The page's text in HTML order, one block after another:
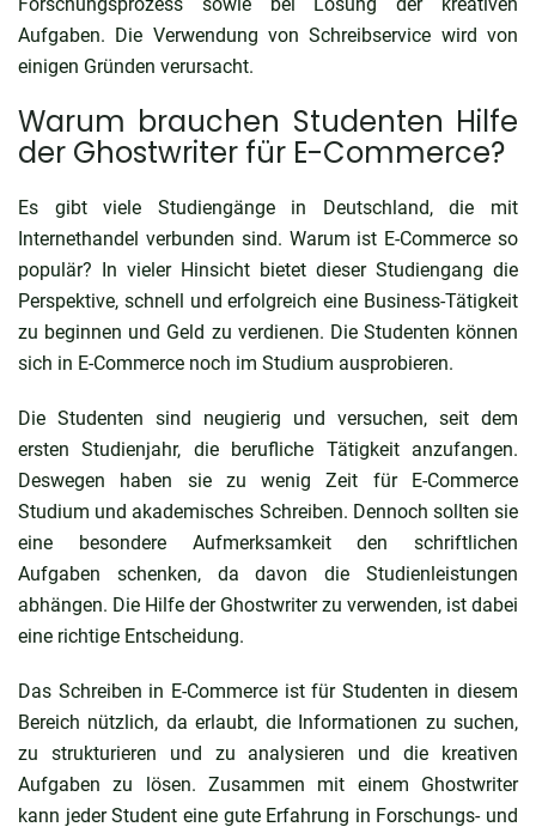
Aufgaben. Die Verwendung von Schreibservice wird von
einigen Gründen verursacht.
Warum brauchen Studenten Hilfe
der Ghostwriter für E-Commerce?
Es gibt viele Studiengänge in Deutschland, die mit
Internethandel verbunden sind. Warum ist E-Commerce so
populär? In vieler Hinsicht bietet dieser Studiengang die
Perspektive, schnell und erfolgreich eine Business-Tätigkeit
zu beginnen und Geld zu verdienen. Die Studenten können
sich in E-Commerce noch im Studium ausprobieren.
Die Studenten sind neugierig und versuchen, seit dem
ersten Studienjahr, die berufliche Tätigkeit anzufangen.
Deswegen haben sie zu wenig Zeit für E-Commerce
Studium und akademisches Schreiben. Dennoch sollten sie
eine besondere Aufmerksamkeit den schriftlichen
Aufgaben schenken, da davon die Studienleistungen
abhängen. Die Hilfe der Ghostwriter zu verwenden, ist dabei
eine richtige Entscheidung.
Das Schreiben in E-Commerce ist für Studenten in diesem
Bereich nützlich, da erlaubt, die Informationen zu suchen,
zu strukturieren und zu analysieren und die kreativen
Aufgaben zu lösen. Zusammen mit einem Ghostwriter
kann jeder Student eine gute Erfahrung in Forschungs- und